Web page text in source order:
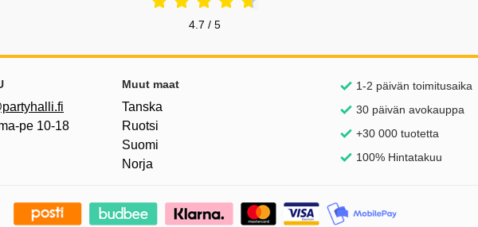
4.7 / 5
linkkejä
pe 10-18
Muut maat
Tanska
Ruotsi
Suomi
Norja
1-2 päivän toimitusaika
30 päivän avokauppa
+30 000 tuotetta
100% Hintatakuu